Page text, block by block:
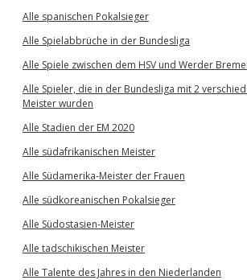
Alle spanischen Pokalsieger
Alle Spielabbrüche in der Bundesliga
Alle Spiele zwischen dem HSV und Werder
Alle Spieler, die in der Bundesliga mit 2
Meister wurden
Alle Stadien der EM 2020
Alle südafrikanischen Meister
Alle Südamerika-Meister der Frauen
Alle südkoreanischen Pokalsieger
Alle Südostasien-Meister
Alle tadschikischen Meister
Alle Talente des Jahres in den Niederlanden